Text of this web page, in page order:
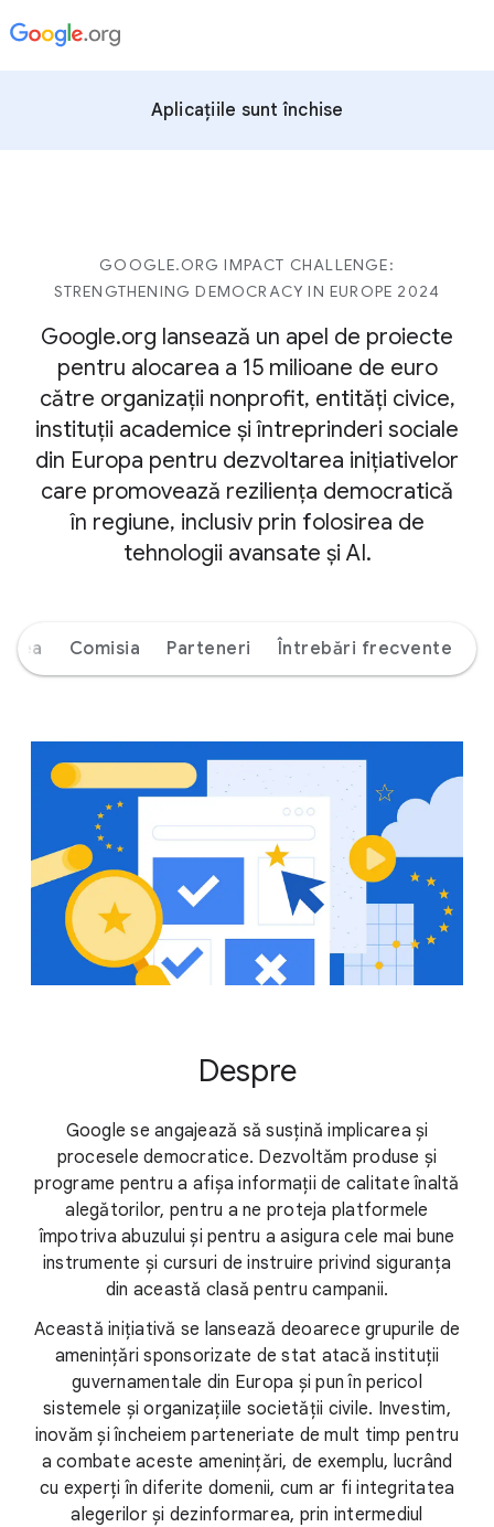
Aplicațiile sunt închise
GOOGLE.ORG IMPACT CHALLENGE:
STRENGTHENING DEMOCRACY IN EUROPE 2024
Google.org lansează un apel de proiecte
pentru alocarea a 15 milioane de euro
către organizații nonprofit, entități civice,
instituții academice și întreprinderi sociale
din Europa pentru dezvoltarea inițiativelor
care promovează reziliența democratică
în regiune, inclusiv prin folosirea de
tehnologii avansate și AI.
Comisia Parteneri Întrebări frecvente
Despre
Google se angajează să susțină implicarea și
procesele democratice. Dezvoltăm produse și
programe pentru a afișa informații de calitate înaltă
alegătorilor, pentru a ne proteja platformele
împotriva abuzului și pentru a asigura cele mai bune
instrumente și cursuri de instruire privind siguranța
din această clasă pentru campanii.
Această inițiativă se lansează deoarece grupurile de
amenințări sponsorizate de stat atacă instituții
guvernamentale din Europa și pun în pericol
sistemele și organizațiile societății civile. Investim,
inovăm și încheiem parteneriate de mult timp pentru
a combate aceste amenințări, de exemplu, lucrând
cu experți în diferite domenii, cum ar fi integritatea
alegerilor și dezinformarea, prin intermediul